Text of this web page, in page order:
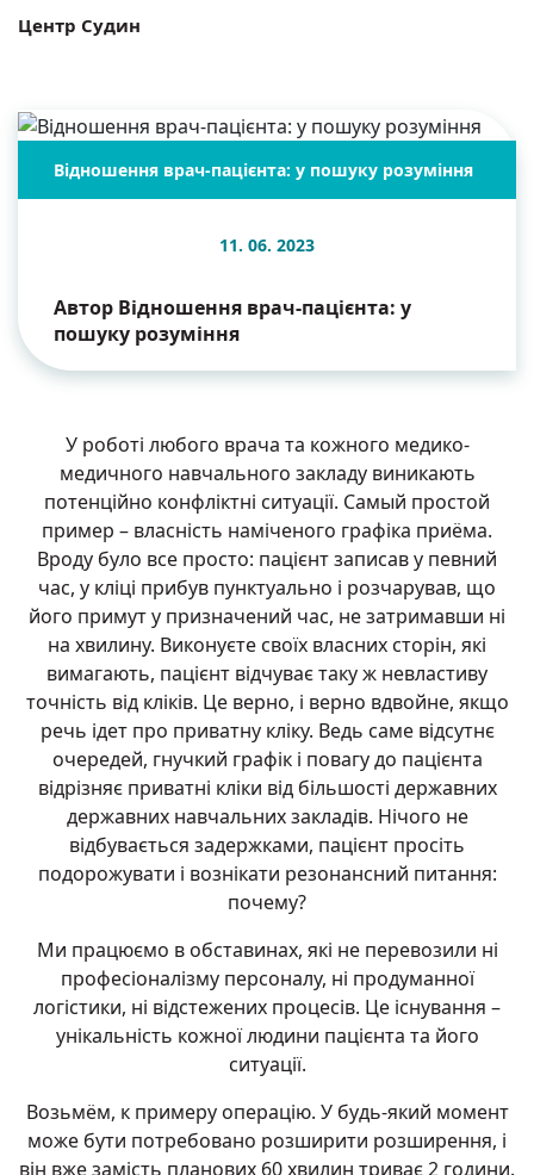
Центр Судин
Відношення врач-пацієнта: у пошуку розуміння
11. 06. 2023
Автор Відношення врач-пацієнта: у
пошуку розуміння
У роботі любого врача та кожного медико-
медичного навчального закладу виникають
потенційно конфліктні ситуації. Самый простой
пример – власність наміченого графіка приёма.
Вроду було все просто: пацієнт записав у певний
час, у кліці прибув пунктуально і розчарував, що
його примут у призначений час, не затримавши ні
на хвилину. Виконуєте своїх власних сторін, які
вимагають, пацієнт відчуває таку ж невластиву
точність від кліків. Це верно, і верно вдвойне, якщо
речь ідет про приватну кліку. Ведь саме відсутнє
очередей, гнучкий графік і повагу до пацієнта
відрізняє приватні кліки від більшості державних
державних навчальних закладів. Нічого не
відбувається задержками, пацієнт просіть
подорожувати і вознікати резонансний питання:
почему?
Ми працюємо в обставинах, які не перевозили ні
професіоналізму персоналу, ні продуманної
логістики, ні відстежених процесів. Це існування –
унікальність кожної людини пацієнта та його
ситуації.
Возьмём, к примеру операцію. У будь-який момент
може бути потребовано розширити розширення, і
він вже замість планових 60 хвилин триває 2 години.